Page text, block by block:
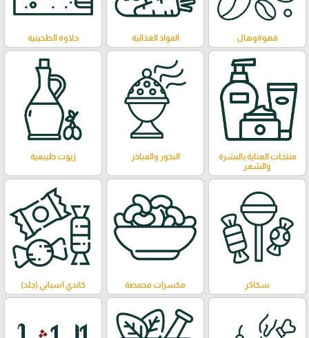
قهوةوهال المواد الغذائية حلاوة الطحينية
منتجات العناية بالبشرة
والشعر
البخور والمباخر زيوت طبيعية
سكاكر مكسرات محمصة كاندي اسباني (جلد)